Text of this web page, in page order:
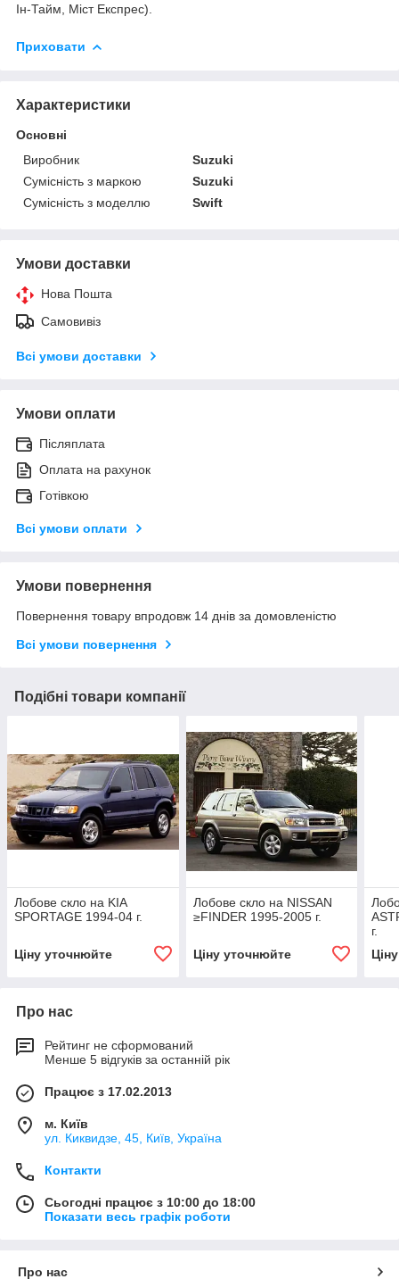
Ін-Тайм, Міст Експрес).
Приховати
Характеристики
Основні
Виробник
Suzuki
Сумісність з маркою
Suzuki
Сумісність з моделлю
Swift
Умови доставки
Нова Пошта
Самовивіз
Всі умови доставки
Умови оплати
Післяплата
Оплата на рахунок
Готівкою
Всі умови оплати
Умови повернення
Повернення товару впродовж 14 днів за домовленістю
Всі умови повернення
Подібні товари компанії
Лобове скло на KIA
SPORTAGE 1994-04 г.
Ціну уточнюйте
Лобове скло на NISSAN
≥FINDER 1995-2005 г.
Ціну уточнюйте
г.
Про нас
Рейтинг не сформований
Менше 5 відгуків за останній рік
Працює з 17.02.2013
м. Київ
ул. Киквидзе, 45, Київ, Україна
Контакти
Сьогодні працює з 10:00 до 18:00
Показати весь графік роботи
Про нас